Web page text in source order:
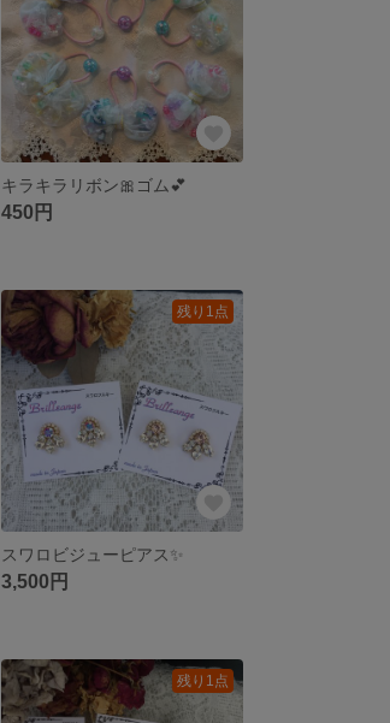
キラキラリボン🎀ゴム💕
450円
残り1点
スワロビジューピアス✨
3,500円
残り1点